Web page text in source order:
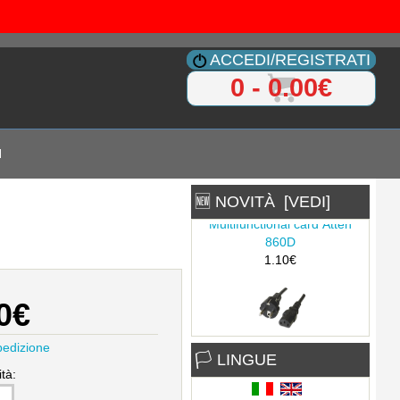
ACCEDI/REGISTRATI
0 - 0.00€
🆕 NOVITÀ [VEDI]
Multifunctional card Atten
860D
1.10€
Cavo di alimentazione
SCHUKO/C13 2.5MT dritto
🏳 LINGUE